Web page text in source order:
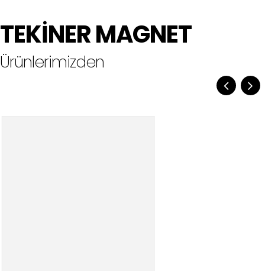
TEKİNER MAGNET
Ürünlerimizden